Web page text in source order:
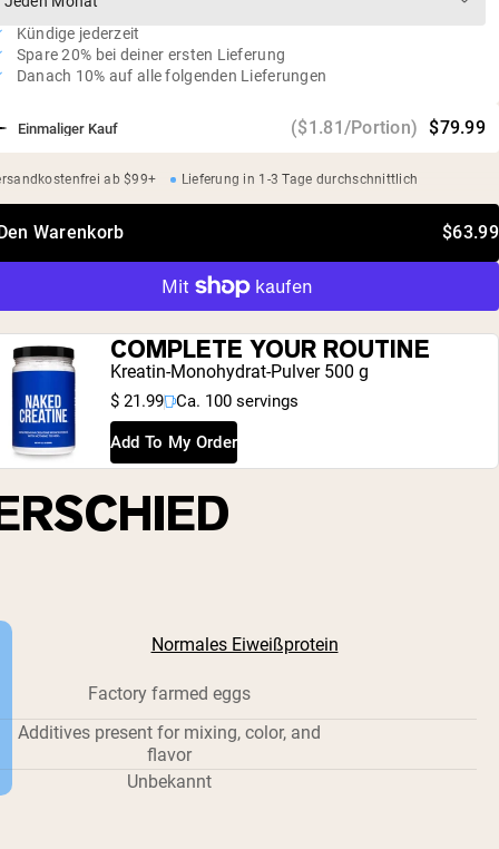
Unabhängige Drittprüfungen auf Schwermetalle
Einmaliger Kauf ($1.81/Portion) $79.99
Kündige jederzeit
Spare 20% bei deiner ersten Lieferung
Danach 10% auf alle folgenden Lieferungen
ab $99+ Lieferung in 1-3 Tage durchschnittlich
Warenkorb $63.99
COMPLETE YOUR ROUTINE
Kreatin-Monohydrat-Pulver 500 g
$ 21.99 Ca. 100 servings
Add To My Order
Normales Eiweißprotein
Factory farmed eggs
Additives present for mixing, color, and
flavor
Unbekannt